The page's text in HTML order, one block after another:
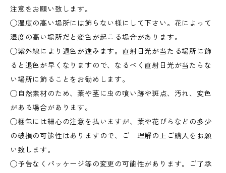
注意をお願い致します。
◯湿度の高い場所には飾らない様にして下さい。花によって
湿度の高い場所だと変色が起こる場合があります。
◯紫外線により退色が進みます。直射日光が当たる場所に飾
ると退色が早くなりますので、なるべく直射日光が当たらな
い場所に飾ることをお勧めします。
◯自然素材のため、葉や茎に虫の喰い跡や斑点、汚れ、変色
がある場合があります。
◯梱包には細心の注意を払いますが、葉や花びらなどの多少
の破損の可能性はありますので、ご 理解の上ご購入をお願
い致します。
◯予告なくパッケージ等の変更の可能性があります。ご了承